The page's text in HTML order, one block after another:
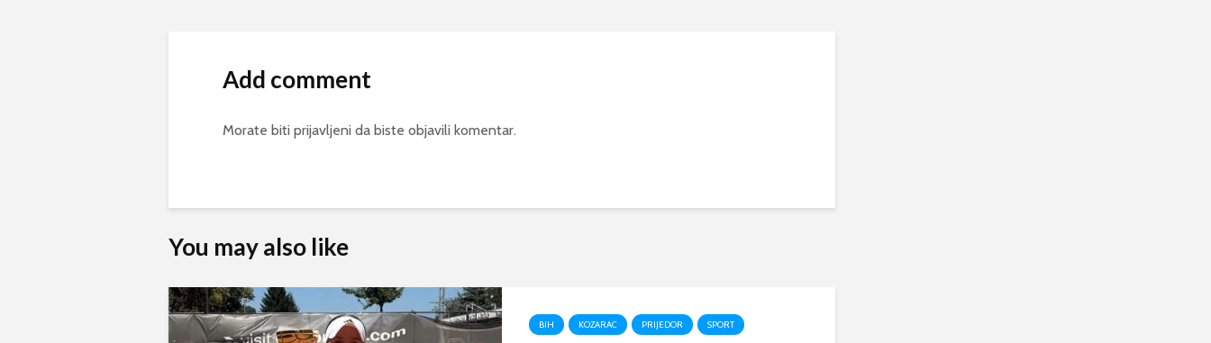
Add comment
Morate biti prijavljeni da biste objavili komentar.
You may also like
BIH KOZARAC PRIJEDOR SPORT